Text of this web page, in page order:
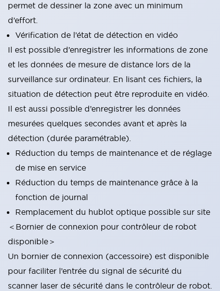
permet de dessiner la zone avec un minimum
d’effort.
Vérification de l’état de détection en vidéo
Il est possible d’enregistrer les informations de zone
et les données de mesure de distance lors de la
surveillance sur ordinateur. En lisant ces fichiers, la
situation de détection peut être reproduite en vidéo.
Il est aussi possible d’enregistrer les données
mesurées quelques secondes avant et après la
détection (durée paramétrable).
Réduction du temps de maintenance et de réglage
de mise en service
Réduction du temps de maintenance grâce à la
fonction de journal
Remplacement du hublot optique possible sur site
＜Bornier de connexion pour contrôleur de robot
disponible＞
Un bornier de connexion (accessoire) est disponible
pour faciliter l’entrée du signal de sécurité du
scanner laser de sécurité dans le contrôleur de robot.